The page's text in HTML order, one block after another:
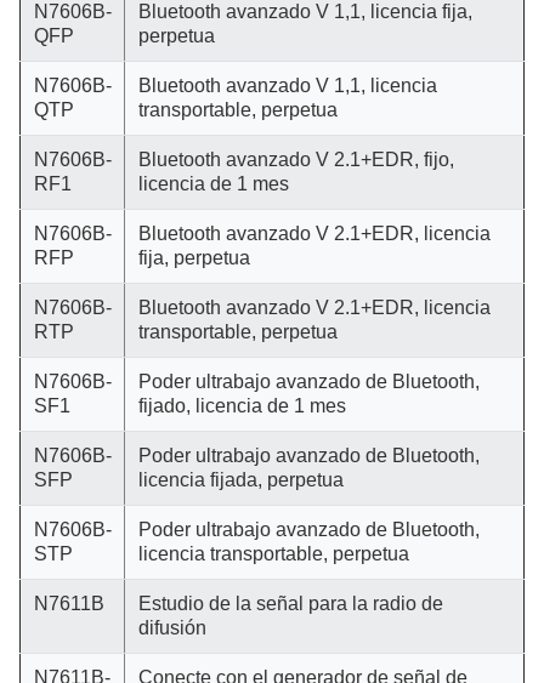
N7606B-
QFP
Bluetooth avanzado V 1,1, licencia fija,
perpetua
N7606B-
QTP
Bluetooth avanzado V 1,1, licencia
transportable, perpetua
N7606B-
RF1
Bluetooth avanzado V 2.1+EDR, fijo,
licencia de 1 mes
N7606B-
RFP
Bluetooth avanzado V 2.1+EDR, licencia
fija, perpetua
N7606B-
RTP
Bluetooth avanzado V 2.1+EDR, licencia
transportable, perpetua
N7606B-
SF1
Poder ultrabajo avanzado de Bluetooth,
fijado, licencia de 1 mes
N7606B-
SFP
Poder ultrabajo avanzado de Bluetooth,
licencia fijada, perpetua
N7606B-
STP
Poder ultrabajo avanzado de Bluetooth,
licencia transportable, perpetua
N7611B
Estudio de la señal para la radio de
difusión
N7611B-
Conecte con el generador de señal de